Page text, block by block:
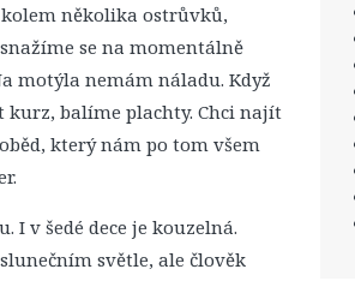
několika ostrůvků,
se na momentálně
motýla nemám náladu. Když
kurz, balíme plachty. Chci najít
který nám po tom všem
v šedé dece je kouzelná.
světle, ale člověk